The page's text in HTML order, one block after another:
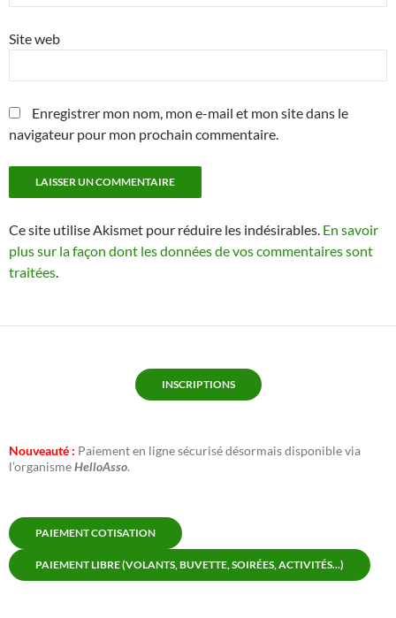
Site web
Enregistrer mon nom, mon e-mail et mon site dans le
navigateur pour mon prochain commentaire.
Ce site utilise Akismet pour réduire les indésirables. En savoir
plus sur la façon dont les données de vos commentaires sont
traitées.
INSCRIPTIONS
Nouveauté : Paiement en ligne sécurisé désormais disponible via
l’organismeHelloAsso.
PAIEMENT COTISATION
PAIEMENT LIBRE (VOLANTS, BUVETTE, SOIRÉES, ACTIVITÉS...)